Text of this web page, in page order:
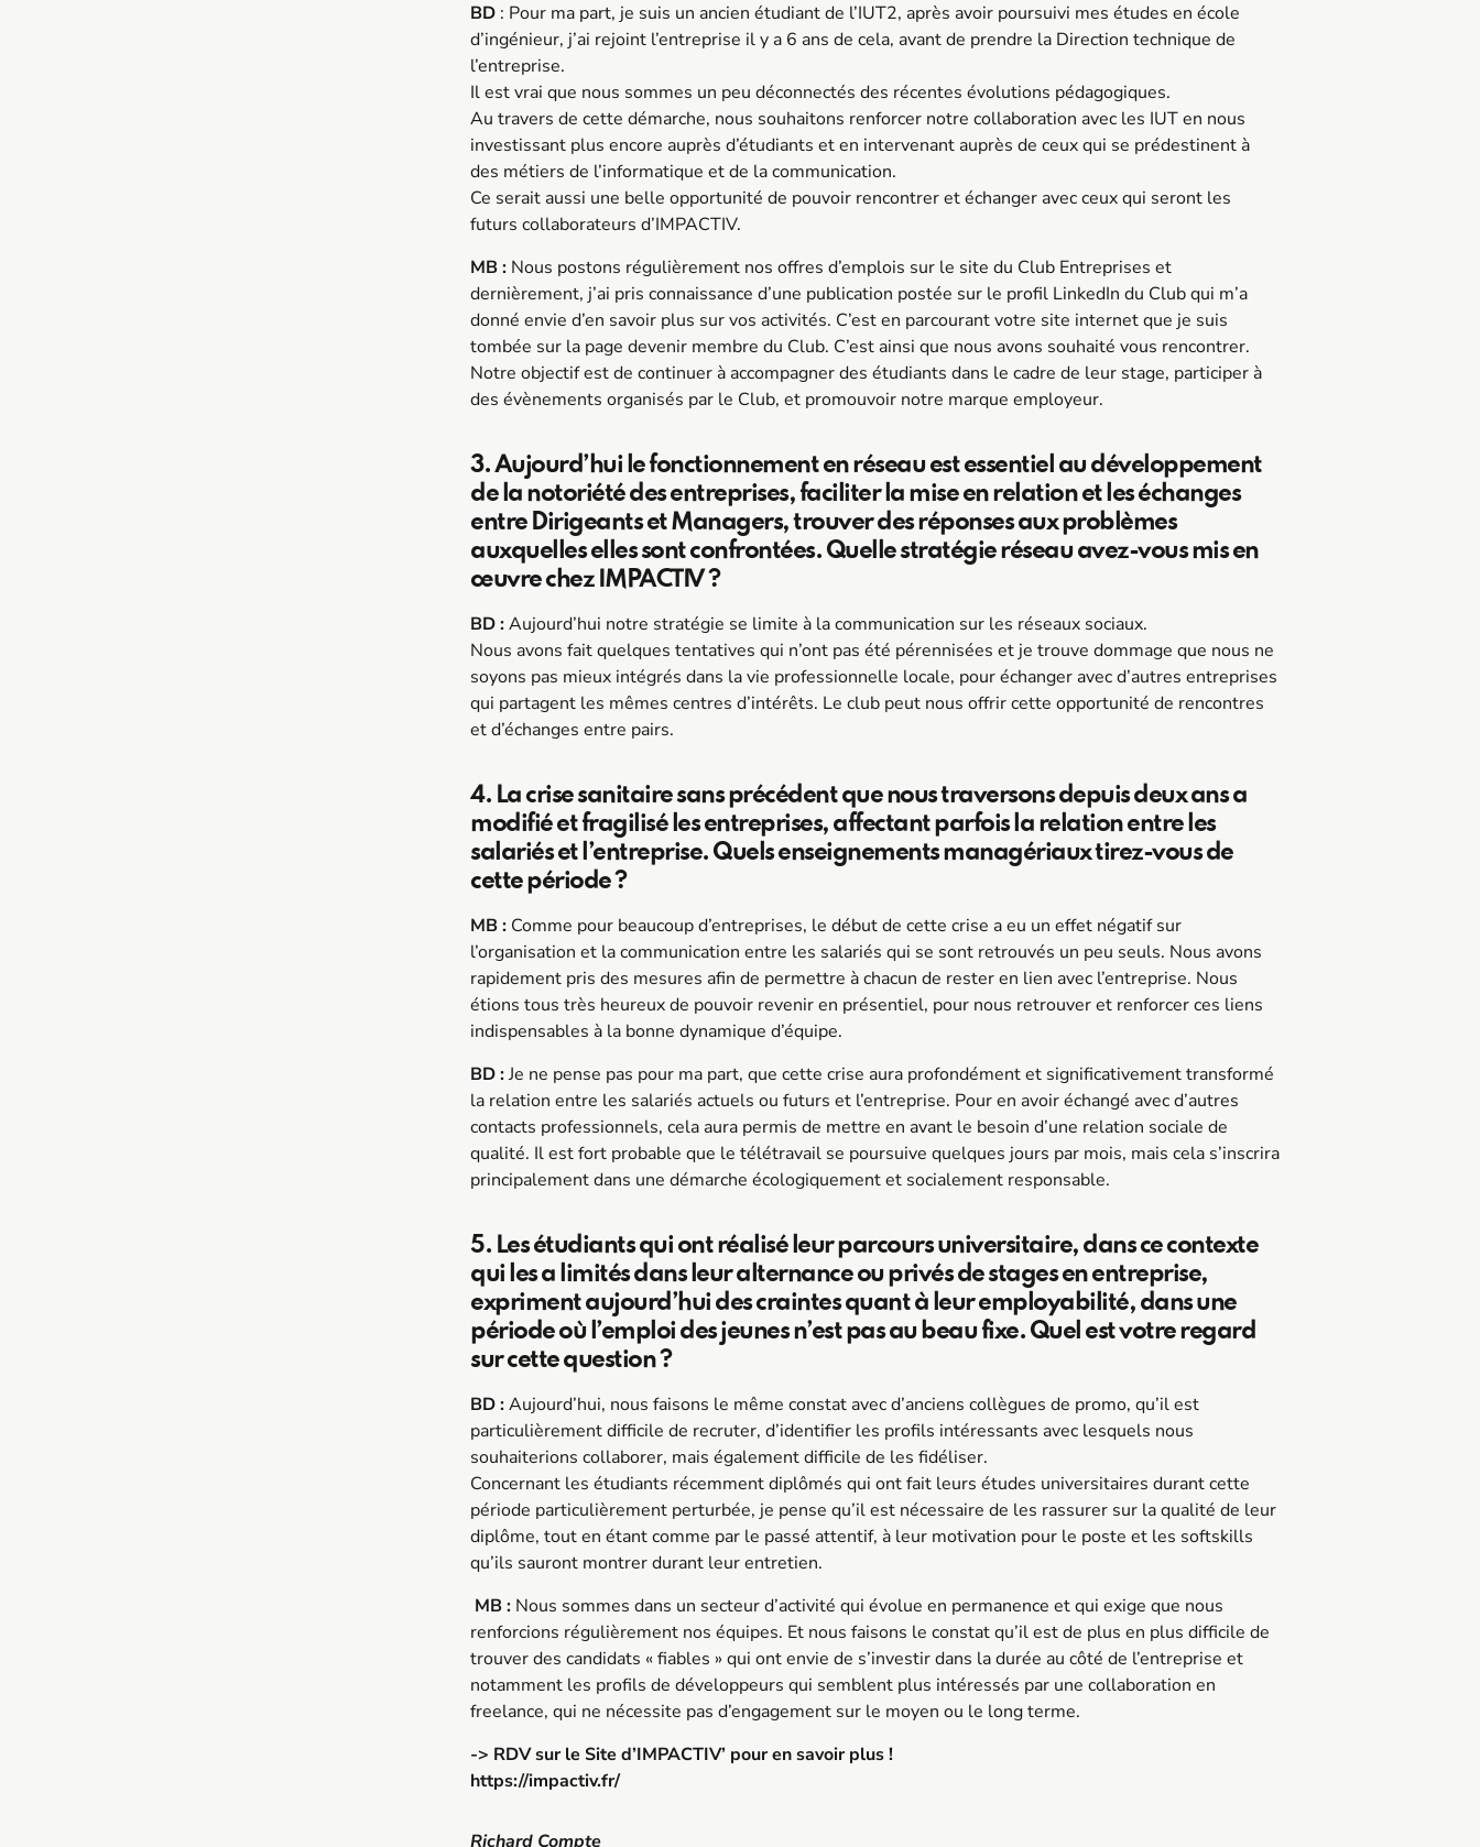
BD : Pour ma part, je suis un ancien étudiant de l’IUT2, après avoir poursuivi mes études en école
d’ingénieur, j’ai rejoint l’entreprise il y a 6 ans de cela, avant de prendre la Direction technique de
l’entreprise.
Il est vrai que nous sommes un peu déconnectés des récentes évolutions pédagogiques.
Au travers de cette démarche, nous souhaitons renforcer notre collaboration avec les IUT en nous
investissant plus encore auprès d’étudiants et en intervenant auprès de ceux qui se prédestinent à
des métiers de l’informatique et de la communication.
Ce serait aussi une belle opportunité de pouvoir rencontrer et échanger avec ceux qui seront les
futurs collaborateurs d’IMPACTIV.
MB : Nous postons régulièrement nos offres d’emplois sur le site du Club Entreprises et
dernièrement, j’ai pris connaissance d’une publication postée sur le profil LinkedIn du Club qui m’a
donné envie d’en savoir plus sur vos activités. C’est en parcourant votre site internet que je suis
tombée sur la page devenir membre du Club. C’est ainsi que nous avons souhaité vous rencontrer.
Notre objectif est de continuer à accompagner des étudiants dans le cadre de leur stage, participer à
des évènements organisés par le Club, et promouvoir notre marque employeur.
3. Aujourd’hui le fonctionnement en réseau est essentiel au développement
de la notoriété des entreprises, faciliter la mise en relation et les échanges
entre Dirigeants et Managers, trouver des réponses aux problèmes
auxquelles elles sont confrontées. Quelle stratégie réseau avez-vous mis en
œuvre chez IMPACTIV ?
BD :Aujourd’hui notre stratégie se limite à la communication sur les réseaux sociaux.
Nous avons fait quelques tentatives qui n’ont pas été pérennisées et je trouve dommage que nous ne
soyons pas mieux intégrés dans la vie professionnelle locale, pour échanger avec d’autres entreprises
qui partagent les mêmes centres d’intérêts. Le club peut nous offrir cette opportunité de rencontres
et d’échanges entre pairs.
4. La crise sanitaire sans précédent que nous traversons depuis deux ans a
modifié et fragilisé les entreprises, affectant parfois la relation entre les
salariés et l’entreprise. Quels enseignements managériaux tirez-vous de
cette période ?
MB : Comme pour beaucoup d’entreprises, le début de cette crise a eu un effet négatif sur
l’organisation et la communication entre les salariés qui se sont retrouvés un peu seuls. Nous avons
rapidement pris des mesures afin de permettre à chacun de rester en lien avec l’entreprise. Nous
étions tous très heureux de pouvoir revenir en présentiel, pour nous retrouver et renforcer ces liens
indispensables à la bonne dynamique d’équipe.
BD :Je ne pense pas pour ma part, que cette crise aura profondément et significativement transformé
la relation entre les salariés actuels ou futurs et l’entreprise. Pour en avoir échangé avec d’autres
contacts professionnels, cela aura permis de mettre en avant le besoin d’une relation sociale de
qualité. Il est fort probable que le télétravail se poursuive quelques jours par mois, mais cela s’inscrira
principalement dans une démarche écologiquement et socialement responsable.
5. Les étudiants qui ont réalisé leur parcours universitaire, dans ce contexte
qui les a limités dans leur alternance ou privés de stages en entreprise,
expriment aujourd’hui des craintes quant à leur employabilité, dans une
période où l’emploi des jeunes n’est pas au beau fixe. Quel est votre regard
sur cette question ?
BD :Aujourd’hui, nous faisons le même constat avec d’anciens collègues de promo, qu’il est
particulièrement difficile de recruter, d’identifier les profils intéressants avec lesquels nous
souhaiterions collaborer, mais également difficile de les fidéliser.
Concernant les étudiants récemment diplômés qui ont fait leurs études universitaires durant cette
période particulièrement perturbée, je pense qu’il est nécessaire de les rassurer sur la qualité de leur
diplôme, tout en étant comme par le passé attentif, à leur motivation pour le poste et les softskills
qu’ils sauront montrer durant leur entretien.
MB : Nous sommes dans un secteur d’activité qui évolue en permanence et qui exige que nous
renforcions régulièrement nos équipes. Et nous faisons le constat qu’il est de plus en plus difficile de
trouver des candidats « fiables » qui ont envie de s’investir dans la durée au côté de l’entreprise et
notamment les profils de développeurs qui semblent plus intéressés par une collaboration en
freelance, qui ne nécessite pas d’engagement sur le moyen ou le long terme.
-> RDV sur le Site d’IMPACTIV’ pour en savoir plus !
https://impactiv.fr/
Richard Compte